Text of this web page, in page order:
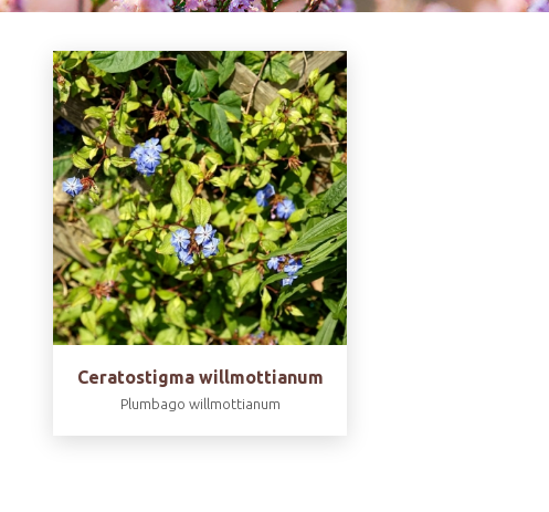
Ceratostigma willmottianum
Plumbago willmottianum